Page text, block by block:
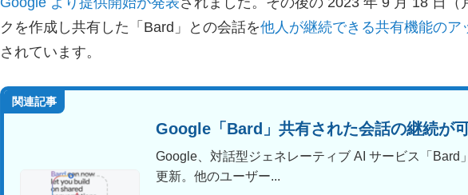
クを作成し共有した「Bard」との会話を他人が継続できる共有機能のア
されています。
関連記事
Google「Bard」共有された会話の継続が
Google、対話型ジェネレーティブ AI サービス「Bard
更新。他のユーザー...